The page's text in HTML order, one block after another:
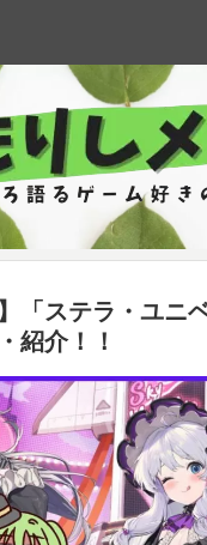
「ステラ・ユニ
紹介！！